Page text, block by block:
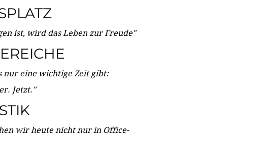
ist, wird das Leben zur Freude"
nur eine wichtige Zeit gibt:
Jetzt."
wir heute nicht nur in Office-